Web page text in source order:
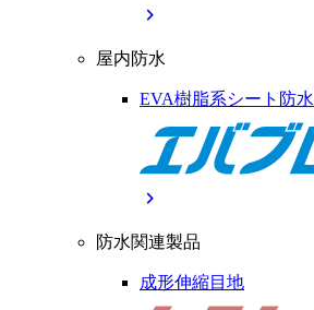
chevron_right
屋内防水
EVA樹脂系シート防水
chevron_right
防水関連製品
成形伸縮目地